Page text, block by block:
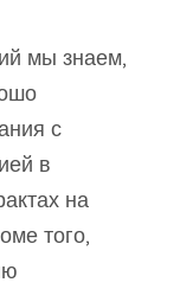
мы знаем,
с
в
на
того,